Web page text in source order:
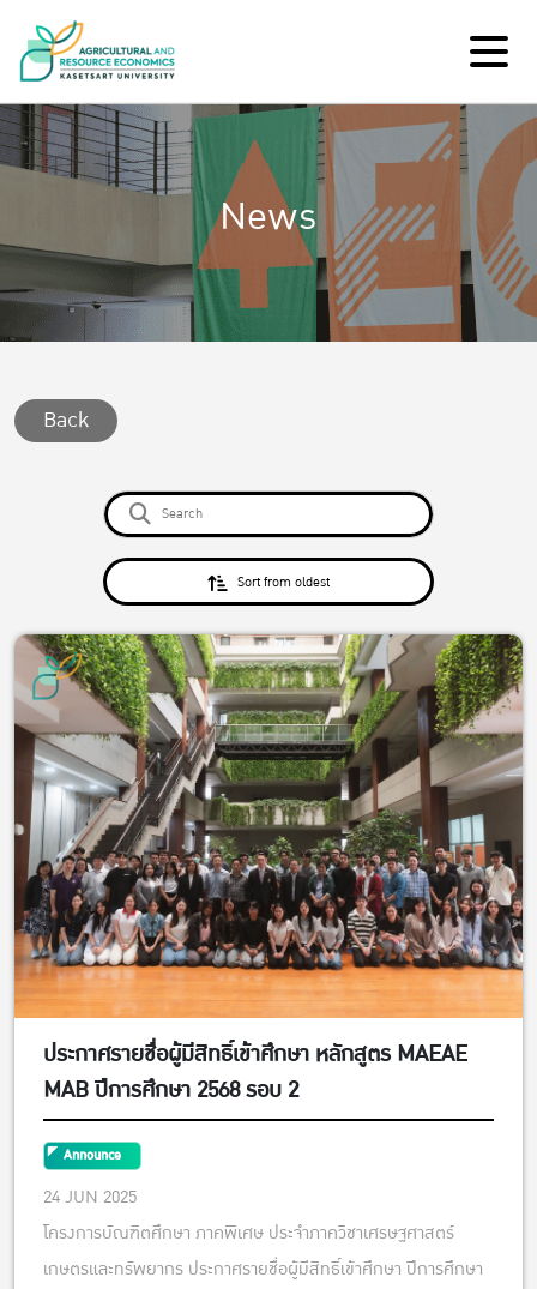
News
Back
Sort from oldest
ประกาศรายชื่อผู้มีสิทธิ์เข้าศึกษา หลักสูตร MAEAE
MAB ปีการศึกษา 2568 รอบ 2
Announce
24 JUN 2025
โครงการบัณฑิตศึกษา ภาคพิเศษ ประจำภาควิชาเศรษฐศาสตร์
เกษตรและทรัพยากร ประกาศรายชื่อผู้มีสิทธิ์เข้าศึกษา ปีการศึกษา